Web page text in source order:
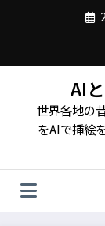
ツ
AI
世界各地の
をAIで挿絵